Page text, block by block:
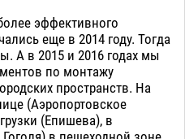
эффективного
еще в 2014 году. Тогда
А в 2015 и 2016 годах мы
по монтажу
пространств. На
(Аэропортовское
(Епишева), в